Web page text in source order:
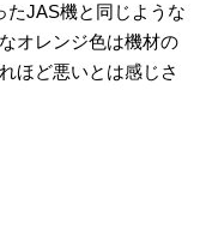
たJAS機と同じような
オレンジ色は機材の
ほど悪いとは感じさ